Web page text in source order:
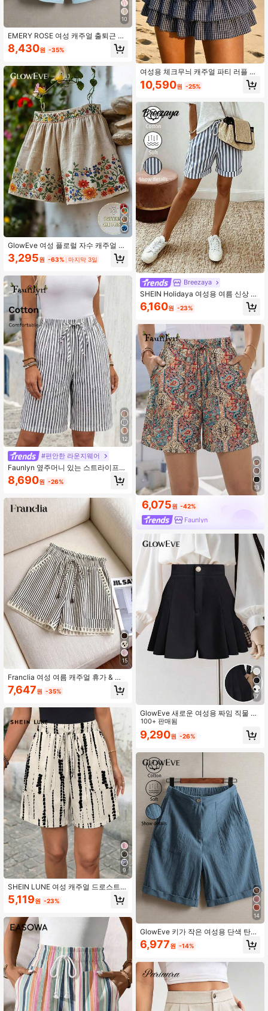
10
EMERY ROSE 여성 캐주얼 출퇴근 데
일리 외출용 신축성 허리 라운드 슬릿
디자인 동방 매듭 장식 버튼 반바지
8,430원 -35%
GlowEve 여성 플로럴 자수 캐주얼 반
바지
3,295원 -63% 마지막 3일
12
#편안한 라운지웨어
Faunlyn 옆주머니 있는 스트라이프
버뮤다 반바지, 루즈핏 미드웨이스트
베이직 스타일
8,690원 -26%
15
Franclia 여성 여름 캐주얼 휴가 & 출
퇴근 스트라이프 프린트 페이퍼 백 허
리 대비 레이스 반바지
7,647원 -35%
9
SHEIN LUNE 여성 캐주얼 드로스트링
허리 루즈 반바지, 여름 일상복에 적
합, 여성 여름 반바지
5,119원 -23%
여성용 체크무늬 캐주얼 파티 러플 비
치 스커트
10,590원 -25%
Breezaya
SHEIN Holidaya 여성용 여름 신상 휴
가 스타일 블루 & 화이트 스트라이프
린넨 텍스처 엘라스틱 허리 스트레이
화이트 스트라이프 반바지, 혼방 반바
지, 휴가 캐주얼 반바지, 신상 반바지.
6,160원 -23%
13
6,075원 -42%
Faunlyn
7
GlowEve 새로운 여성용 짜임 직물 플
리츠 A라인 전면 지퍼 뒷면 탄성 허리
슬림 미디움 허리 캐주얼 편안한 고급
스러운 반바지
100+ 판매됨
9,290원 -26%
14
GlowEve 키가 작은 여성용 단색 탄성
허리 캐주얼 편안하고 통기성이 좋은
린넨 반바지
6,977원 -14%